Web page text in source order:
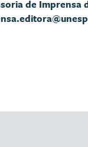
de Imprensa